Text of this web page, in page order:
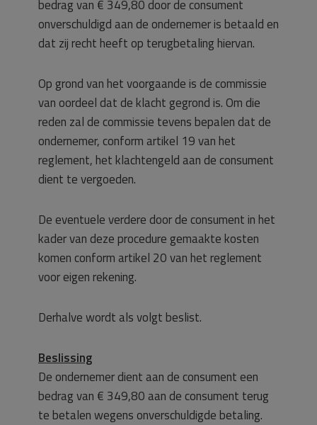
bedrag van € 349,80 door de consument
onverschuldigd aan de ondernemer is betaald en
dat zij recht heeft op terugbetaling hiervan.
Op grond van het voorgaande is de commissie
van oordeel dat de klacht gegrond is. Om die
reden zal de commissie tevens bepalen dat de
ondernemer, conform artikel 19 van het
reglement, het klachtengeld aan de consument
dient te vergoeden.
De eventuele verdere door de consument in het
kader van deze procedure gemaakte kosten
komen conform artikel 20 van het reglement
voor eigen rekening.
Derhalve wordt als volgt beslist.
Beslissing
De ondernemer dient aan de consument een
bedrag van € 349,80 aan de consument terug
te betalen wegens onverschuldigde betaling.